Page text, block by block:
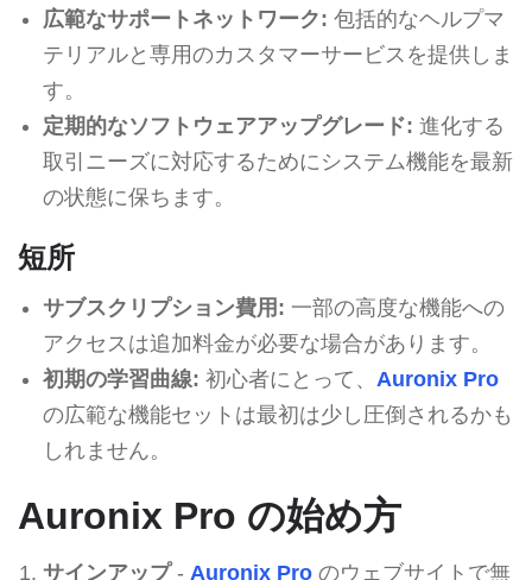
広範なサポートネットワーク: 包括的なヘルプマ
テリアルと専用のカスタマーサービスを提供しま
す。
定期的なソフトウェアアップグレード: 進化する
取引ニーズに対応するためにシステム機能を最新
の状態に保ちます。
短所
サブスクリプション費用: 一部の高度な機能への
アクセスは追加料金が必要な場合があります。
初期の学習曲線: 初心者にとって、 Auronix Pro
の広範な機能セットは最初は少し圧倒されるかも
しれません。
Auronix Pro の始め方
サインアップ- Auronix Proのウェブサイトで無